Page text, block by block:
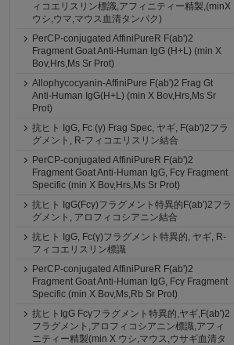
ィコエリスリン標識,アフィニティー精製,(minX
ウシ,ウマ,マウス血清タンパク)
PerCP-conjugated AffiniPureR F(ab')2
Fragment Goat Anti-Human IgG (H+L) (min X
Bov,Hrs,Ms Sr Prot)
Allophycocyanin-AffiniPure F(ab')2 Frag Gt
Anti-Human IgG(H+L) (min X Bov,Hrs,Ms Sr
Prot)
抗ヒト IgG, Fc (γ) Frag Spec, ヤギ, F(ab')2フラ
グメント, R-フィコエリスリン結合
PerCP-conjugated AffiniPureR F(ab')2
Fragment Goat Anti-Human IgG, Fcγ Fragment
Specific (min X Bov,Hrs,Ms Sr Prot)
抗ヒト IgG(Fcγ)フラグメント特異的F(ab')2フラ
グメント, アロフィコシアニン結合
抗ヒト IgG, Fc(γ)フラグメント特異的, ヤギ, R-
フィコエリスリン標識
PerCP-conjugated AffiniPureR F(ab')2
Fragment Goat Anti-Human IgG, Fcγ Fragment
Specific (min X Bov,Ms,Rb Sr Prot)
抗ヒトIgG Fcγフラグメント特異的,ヤギ,F(ab')2
フラグメント,アロフィコシアニン標識,アフィ
ニティー精製(min X ウシ,マウス,ウサギ血清タ